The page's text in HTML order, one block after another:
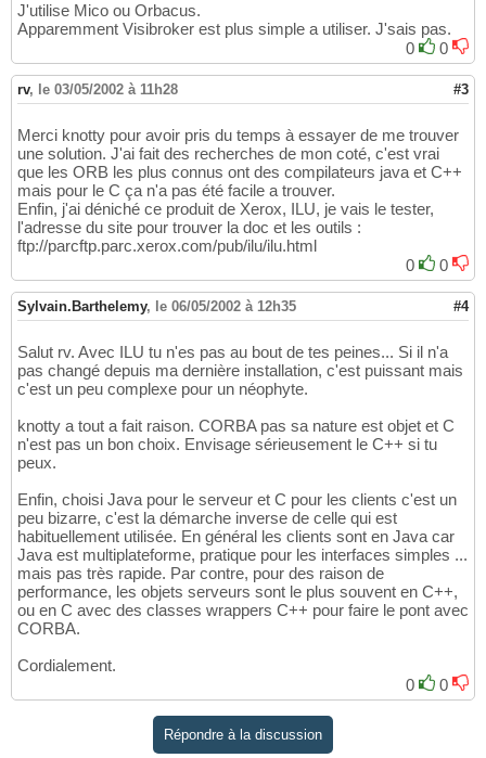
J'utilise Mico ou Orbacus.
Apparemment Visibroker est plus simple a utiliser. J'sais pas.
0
0
rv, le 03/05/2002 à 11h28 #3
Merci knotty pour avoir pris du temps à essayer de me trouver
une solution. J'ai fait des recherches de mon coté, c'est vrai
que les ORB les plus connus ont des compilateurs java et C++
mais pour le C ça n'a pas été facile a trouver.
Enfin, j'ai déniché ce produit de Xerox, ILU, je vais le tester,
l'adresse du site pour trouver la doc et les outils :
ftp://parcftp.parc.xerox.com/pub/ilu/ilu.html
0
0
Sylvain.Barthelemy, le 06/05/2002 à 12h35 #4
Salut rv. Avec ILU tu n'es pas au bout de tes peines... Si il n'a
pas changé depuis ma dernière installation, c'est puissant mais
c'est un peu complexe pour un néophyte.
knotty a tout a fait raison. CORBA pas sa nature est objet et C
n'est pas un bon choix. Envisage sérieusement le C++ si tu
peux.
Enfin, choisi Java pour le serveur et C pour les clients c'est un
peu bizarre, c'est la démarche inverse de celle qui est
habituellement utilisée. En général les clients sont en Java car
Java est multiplateforme, pratique pour les interfaces simples ...
mais pas très rapide. Par contre, pour des raison de
performance, les objets serveurs sont le plus souvent en C++,
ou en C avec des classes wrappers C++ pour faire le pont avec
CORBA.
Cordialement.
0
0
Répondre à la discussion